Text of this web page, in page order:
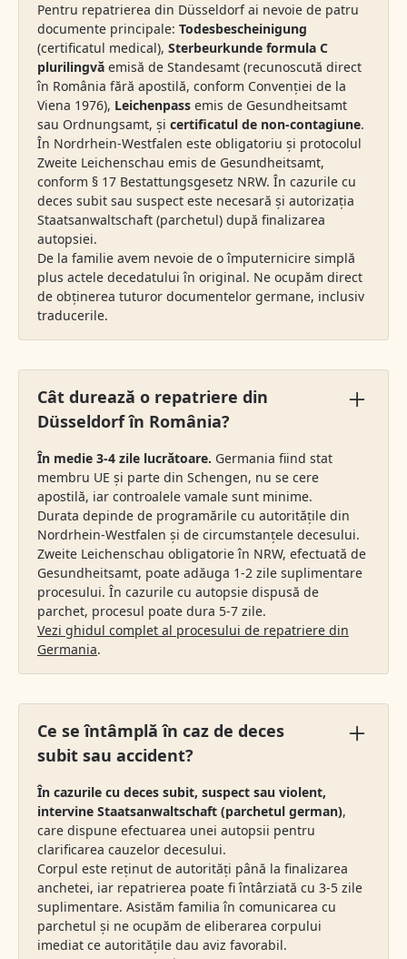
Pentru repatrierea din Düsseldorf ai nevoie de patru
documente principale: Todesbescheinigung
(certificatul medical), Sterbeurkunde formula C
plurilingvă emisă de Standesamt (recunoscută direct
în România fără apostilă, conform Convenției de la
Viena 1976), Leichenpass emis de Gesundheitsamt
sau Ordnungsamt, și certificatul de non-contagiune.
În Nordrhein-Westfalen este obligatoriu și protocolul
Zweite Leichenschau emis de Gesundheitsamt,
conform § 17 Bestattungsgesetz NRW. În cazurile cu
deces subit sau suspect este necesară și autorizația
Staatsanwaltschaft (parchetul) după finalizarea
autopsiei.
De la familie avem nevoie de o împuternicire simplă
plus actele decedatului în original. Ne ocupăm direct
de obținerea tuturor documentelor germane, inclusiv
traducerile.
Cât durează o repatriere din
Düsseldorf în România?
În medie 3-4 zile lucrătoare. Germania fiind stat
membru UE și parte din Schengen, nu se cere
apostilă, iar controalele vamale sunt minime.
Durata depinde de programările cu autoritățile din
Nordrhein-Westfalen și de circumstanțele decesului.
Zweite Leichenschau obligatorie în NRW, efectuată de
Gesundheitsamt, poate adăuga 1-2 zile suplimentare
procesului. În cazurile cu autopsie dispusă de
parchet, procesul poate dura 5-7 zile.
Vezi ghidul complet al procesului de repatriere din
Germania.
Ce se întâmplă în caz de deces
subit sau accident?
În cazurile cu deces subit, suspect sau violent,
intervine Staatsanwaltschaft (parchetul german),
care dispune efectuarea unei autopsii pentru
clarificarea cauzelor decesului.
Corpul este reținut de autorități până la finalizarea
anchetei, iar repatrierea poate fi întârziată cu 3-5 zile
suplimentare. Asistăm familia în comunicarea cu
parchetul și ne ocupăm de eliberarea corpului
imediat ce autoritățile dau aviz favorabil.